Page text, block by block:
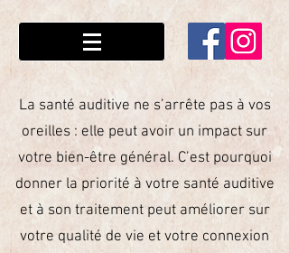
La santé auditive ne s’arrête pas à vos
oreilles : elle peut avoir un impact sur
votre bien-être général. C’est pourquoi
donner la priorité à votre santé auditive
et à son traitement peut améliorer sur
votre qualité de vie et votre connexion